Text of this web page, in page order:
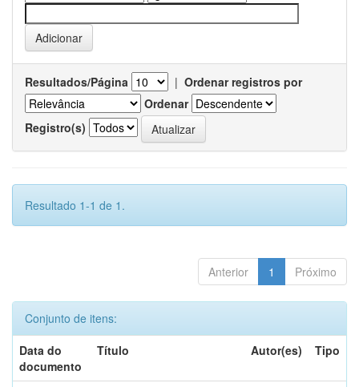
Resultados/Página | Ordenar registros por
Ordenar
Registro(s)
Resultado 1-1 de 1.
Anterior 1 Próximo
Conjunto de itens:
Data do
documento
Título Autor(es) Tipo